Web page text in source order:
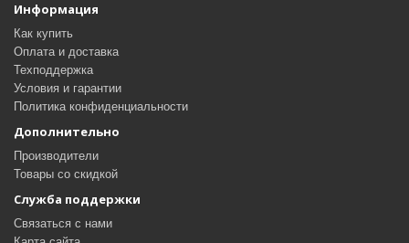
Информация
Как купить
Оплата и доставка
Техподдержка
Условия и гарантии
Политика конфиденциальности
Дополнительно
Производители
Товары со скидкой
Служба поддержки
Связаться с нами